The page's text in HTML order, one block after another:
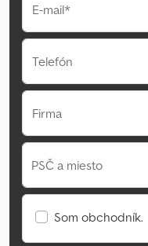
E-mail*
Telefón
Firma
PSČ a miesto
Som obchodník.